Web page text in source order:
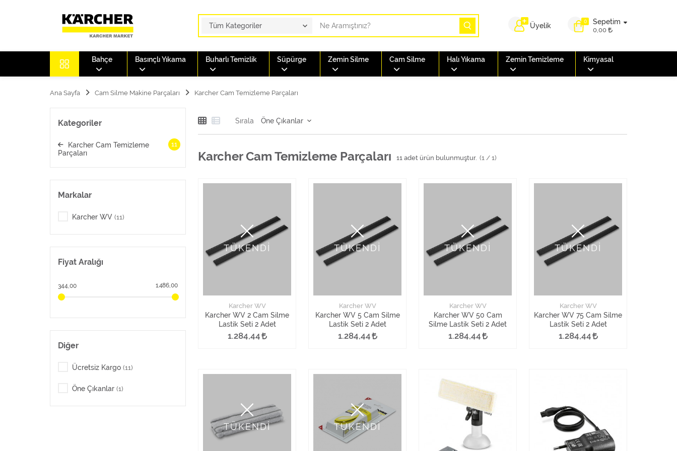
0 Sepetim
0,00
Üyelik
Bahçe Basınçlı Yıkama Buharlı Temizlik Süpürge Zemin Silme Cam Silme Halı Yıkama Zemin Temizleme Kimyasal
Ana Sayfa Cam Silme Makine Parçaları Karcher Cam Temizleme Parçaları
Sırala
Karcher Cam Temizleme Parçaları 11 adet ürün bulunmuştur. (1 / 1)
TÜKENDİ
Karcher WV
Karcher WV 2 Cam Silme
Lastik Seti 2 Adet
1.284,44
TÜKENDİ
Karcher WV
Karcher WV 5 Cam Silme
Lastik Seti 2 Adet
1.284,44
TÜKENDİ
Karcher WV
Karcher WV 50 Cam
Silme Lastik Seti 2 Adet
1.284,44
TÜKENDİ
Karcher WV
Karcher WV 75 Cam Silme
Lastik Seti 2 Adet
1.284,44
TÜKENDİ TÜKENDİ
Kategoriler
Karcher Cam Temizleme
Parçaları
11
Markalar
Karcher WV (11)
Fiyat Aralığı
344,00 1.486,00
Diğer
Ücretsiz Kargo (11)
Öne Çıkanlar (1)